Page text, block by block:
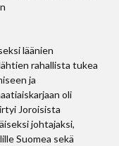
läänien
rahallista tukea
ja
oli
Joroisista
johtajaksi,
Suomea sekä